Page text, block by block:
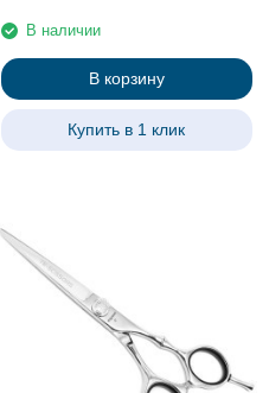
В наличии
В корзину
Купить в 1 клик